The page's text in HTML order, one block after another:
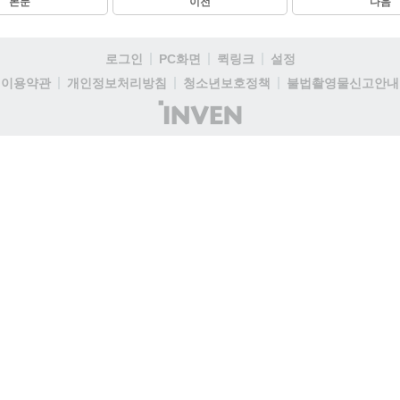
로그인 PC화면 퀵링크
설정
이용약관
개인정보처리방침 청소년보호정책
불법촬영물신고안내
(주)
인